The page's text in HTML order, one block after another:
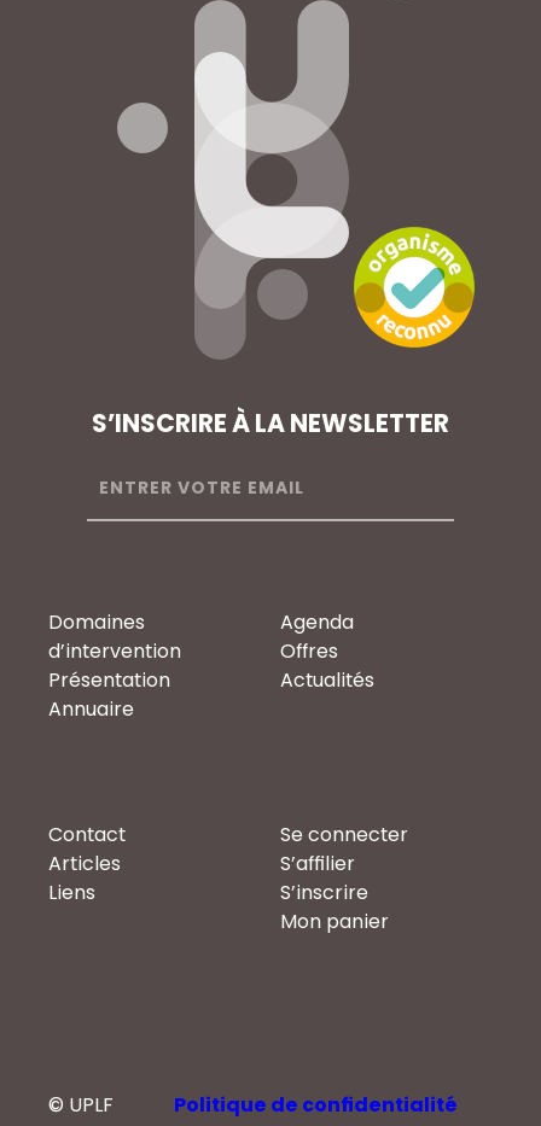
S’INSCRIRE À LA NEWSLETTER
Domaines
d’intervention
Présentation
Annuaire
Agenda
Offres
Actualités
Contact
Articles
Liens
Se connecter
S’affilier
S’inscrire
Mon panier
© UPLF Politique de confidentialité